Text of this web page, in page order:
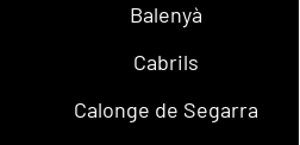
Balenyà
Cabrils
Calonge de Segarra